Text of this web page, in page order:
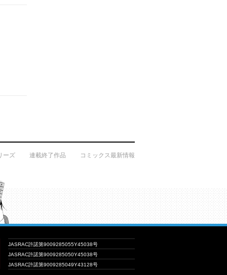
ーズ 連載終了作品 コミックス最新情報
JASRAC許諾第9009285055Y45038号
JASRAC許諾第9009285050Y45038号
JASRAC許諾第9009285049Y43128号